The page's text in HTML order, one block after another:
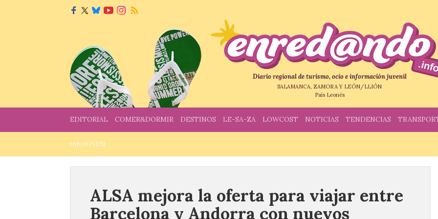
Diario regional de turismo, ocio e información juvenil
SALAMANCA, ZAMORA Y LEÓN/LLIÓN
País Leonés
EDITORIAL COMER&DORMIR DESTINOS LE-SA-ZA LOWCOST NOTICIAS TENDENCIAS
InfoJOVEN
ALSA mejora la oferta para viajar entre
Barcelona y Andorra con nuevos